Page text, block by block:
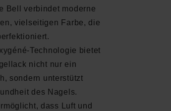
Bell verbindet moderne
vielseitigen Farbe, die
Technologie bietet
nicht nur ein
sondern unterstützt
des Nagels.
dass Luft und